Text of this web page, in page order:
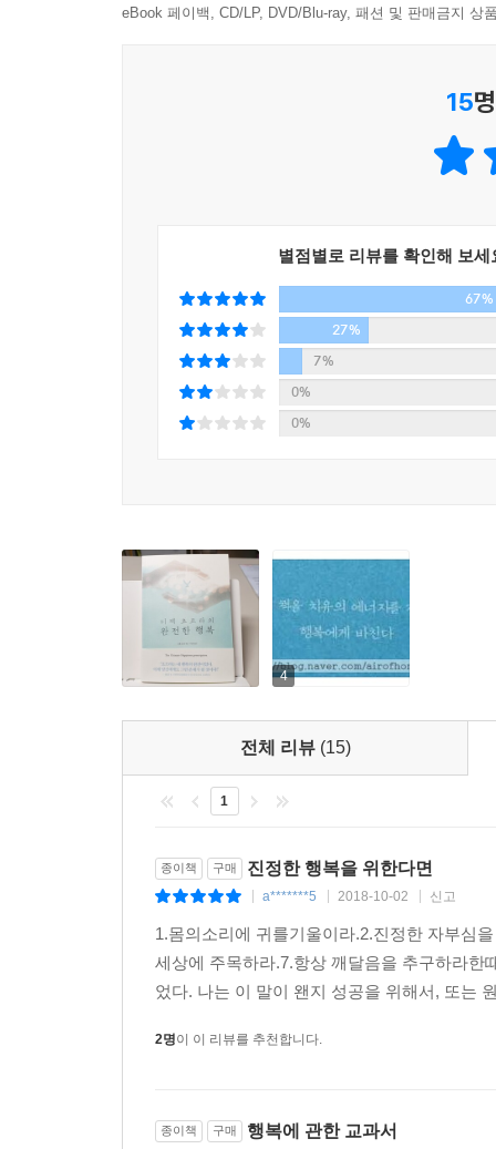
사회·환경 등 온갖 문제를 가져왔으며, 따라서 지
“오늘날 우리가 처한 모든 문제는 개인의 선택
사람들의 특정한 목적을 반영한 것이다. 어떤
생각한다. 그 결과가 지금 우리가 마주한 현실이
한다.” - 본문 161~162쪽
개인의 행복이 세계평화와 대체 무슨 상관인가,
“한 사람의 행복이 넓은 세상을 치유한다는 말
남을 괴롭히거나, 전쟁을 일으키지 않는다. 진정
eBook 페이백, CD/LP, DVD/Blu-ray, 패션 및 판매금지 상
15
별점별로 리뷰를 확인해 보세
67%
27%
7%
0%
0%
4
전체 리뷰 (15)
1
종이책 구매 진정한 행복을 위한다면
a*******5 2018-10-02 신고
1.몸의소리에 귀를기울이라.2.진정한 자부심
세상에 주목하라.7.항상 깨달음을 추구하라한
었다. 나는 이 말이 왠지 성공을 위해서, 또는
2명이 이 리뷰를 추천합니다.
종이책 구매 행복에 관한 교과서